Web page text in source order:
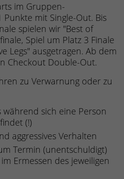
im Gruppen-
mit Single-Out. Bis
spielen wir "Best of
Spiel um Platz 3 Finale
Legs" ausgetragen. Ab dem
Checkout Double-Out.
zu Verwarnung oder zu
während sich eine Person
(!)
aggressives Verhalten
Termin (unentschuldigt)
Ermessen des jeweiligen